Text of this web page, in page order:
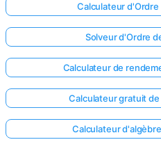
Calculateur
Solveur d'Ordre
Calculateur de
Calculateur gratuit
Calculateur